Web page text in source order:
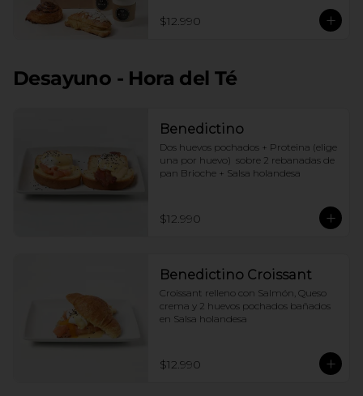
$12.990
Desayuno - Hora del Té
Benedictino
Dos huevos pochados + Proteina (elige
una por huevo)  sobre 2 rebanadas de
pan Brioche + Salsa holandesa
$12.990
Benedictino Croissant
Croissant relleno con Salmón, Queso
crema y 2 huevos pochados bañados
en Salsa holandesa
$12.990